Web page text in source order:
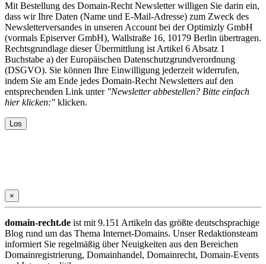
Mit Bestellung des Domain-Recht Newsletter willigen Sie darin ein,
dass wir Ihre Daten (Name und E-Mail-Adresse) zum Zweck des
Newsletterversandes in unseren Account bei der Optimizly GmbH
(vormals Episerver GmbH), Wallstraße 16, 10179 Berlin übertragen.
Rechtsgrundlage dieser Übermittlung ist Artikel 6 Absatz 1
Buchstabe a) der Europäischen Datenschutzgrundverordnung
(DSGVO). Sie können Ihre Einwilligung jederzeit widerrufen,
indem Sie am Ende jedes Domain-Recht Newsletters auf den
entsprechenden Link unter "Newsletter abbestellen? Bitte einfach
hier klicken:" klicken.
×
domain-recht.de ist mit 9.151 Artikeln das größte deutschsprachige
Blog rund um das Thema Internet-Domains. Unser Redaktionsteam
informiert Sie regelmäßig über Neuigkeiten aus den Bereichen
Domainregistrierung, Domainhandel, Domainrecht, Domain-Events